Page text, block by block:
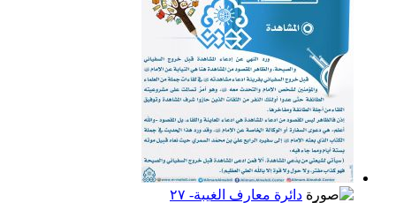
دائرة معارف الغيبة- ٢٧